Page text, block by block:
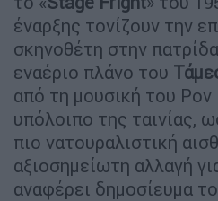
έναρξης τονίζουν την
σκηνοθέτη στην
εναέριο πλάνο του
από τη μουσική του Ρον
υπόλοιπο της ταινίας,
πιο νατουραλιστική
αξιοσημείωτη αλλαγή
αναφέρει δημοσίευμα